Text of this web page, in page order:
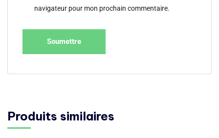
navigateur pour mon prochain commentaire.
Produits similaires